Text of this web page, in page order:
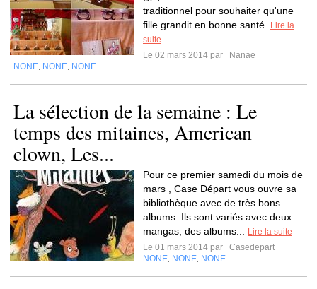
traditionnel pour souhaiter qu'une
fille grandit en bonne santé.
Lire la
suite
Le 02 mars 2014 par
Nanae
NONE NONE NONE
La sélection de la semaine : Le
temps des mitaines, American
clown, Les...
Pour ce premier samedi du mois de
mars , Case Départ vous ouvre sa
bibliothèque avec de très bons
albums. Ils sont variés avec deux
mangas, des albums...
Lire la suite
Le 01 mars 2014 par
Casedepart
NONE NONE NONE